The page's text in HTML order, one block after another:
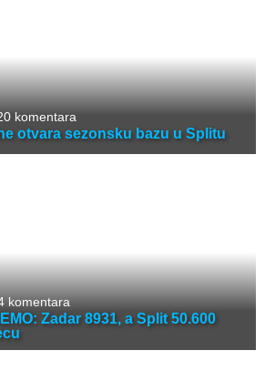
komentara
otvara sezonsku bazu u Splitu
komentara
Zadar 8931, a Split 50.600